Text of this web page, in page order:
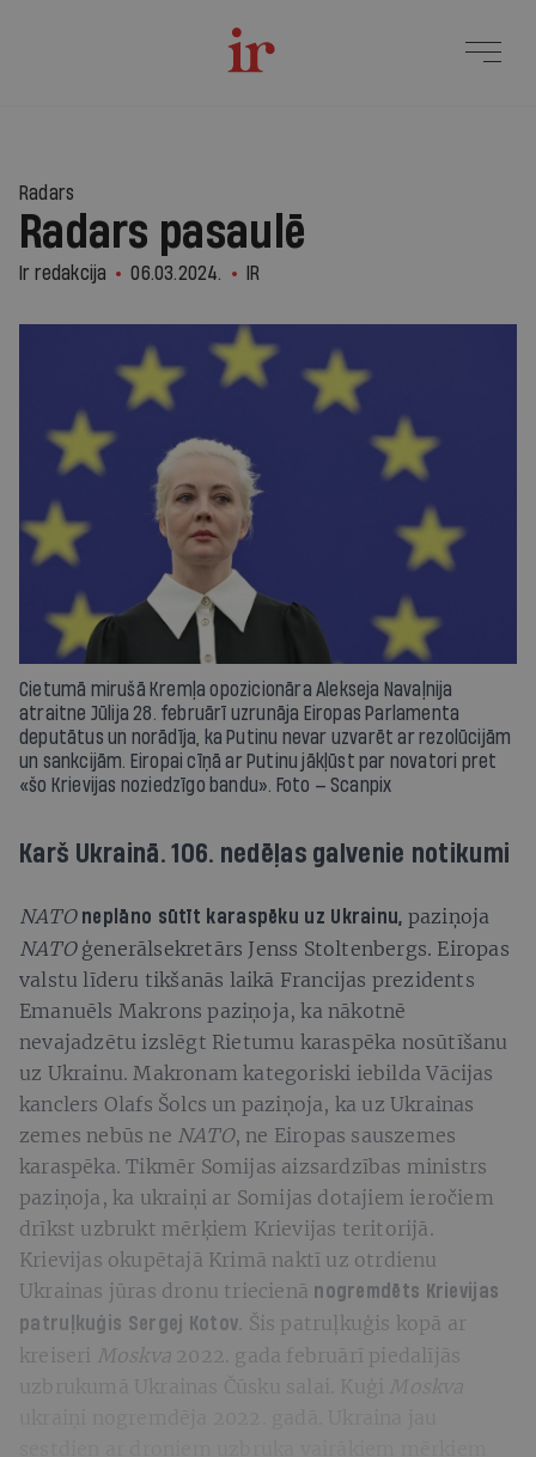
Radars
Radars pasaulē
Ir redakcija 06.03.2024. IR
Cietumā mirušā Kremļa opozicionāra Alekseja Navaļnija
atraitne Jūlija 28. februārī uzrunāja Eiropas Parlamenta
deputātus un norādīja, ka Putinu nevar uzvarēt ar rezolūcijām
un sankcijām. Eiropai cīņā ar Putinu jākļūst par novatori pret
«šo Krievijas noziedzīgo bandu». Foto — Scanpix
Karš Ukrainā. 106. nedēļas galvenie notikumi
NATOneplāno sūtīt karaspēku uz Ukrainu, paziņoja
NATO ģenerālsekretārs Jenss Stoltenbergs. Eiropas
valstu līderu tikšanās laikā Francijas prezidents
Emanuēls Makrons paziņoja, ka nākotnē
nevajadzētu izslēgt Rietumu karaspēka nosūtīšanu
uz Ukrainu. Makronam kategoriski iebilda Vācijas
kanclers Olafs Šolcs un paziņoja, ka uz Ukrainas
zemes nebūs ne NATO, ne Eiropas sauszemes
karaspēka. Tikmēr Somijas aizsardzības ministrs
paziņoja, ka ukraiņi ar Somijas dotajiem ieročiem
drīkst uzbrukt mērķiem Krievijas teritorijā.
Krievijas okupētajā Krimā naktī uz otrdienu
Ukrainas jūras dronu triecienā nogremdēts Krievijas
patruļkuģis Sergej Kotov . Šis patruļkuģis kopā ar
kreiseri Moskva 2022. gada februārī piedalījās
uzbrukumā Ukrainas Čūsku salai. Kuģi
Moskva